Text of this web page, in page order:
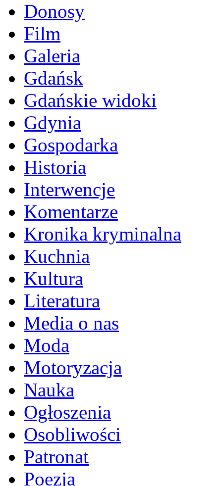
Donosy
Film
Galeria
Gdańsk
Gdańskie widoki
Gdynia
Gospodarka
Historia
Interwencje
Komentarze
Kronika kryminalna
Kuchnia
Kultura
Literatura
Media o nas
Moda
Motoryzacja
Nauka
Ogłoszenia
Osobliwości
Patronat
Poezja